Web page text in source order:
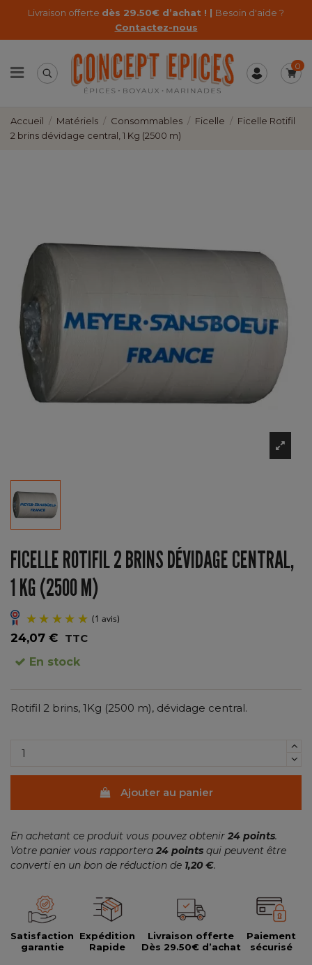
Livraison offerte dès 29.50€ d’achat ! | Besoin d'aide ?
Contactez-nous
0
Accueil Matériels Consommables Ficelle
Ficelle Rotifil
2 brins dévidage central, 1 Kg (2500 m)
FICELLE ROTIFIL 2 BRINS DÉVIDAGE CENTRAL,
1 KG (2500 M)
24,07 € TTC
En stock
Rotifil 2 brins, 1Kg (2500 m), dévidage central.
Ajouter au panier
En achetant ce produit vous pouvez obtenir 24 points.
Votre panier vous rapportera 24 points qui peuvent être
converti en un bon de réduction de 1,20 €.
Satisfaction
garantie
Expédition
Rapide
Livraison offerte
Dès 29.50€ d’achat
Paiement
sécurisé